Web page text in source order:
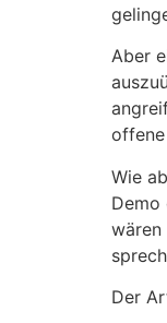
Aber
Wie
Demo
wären
Der